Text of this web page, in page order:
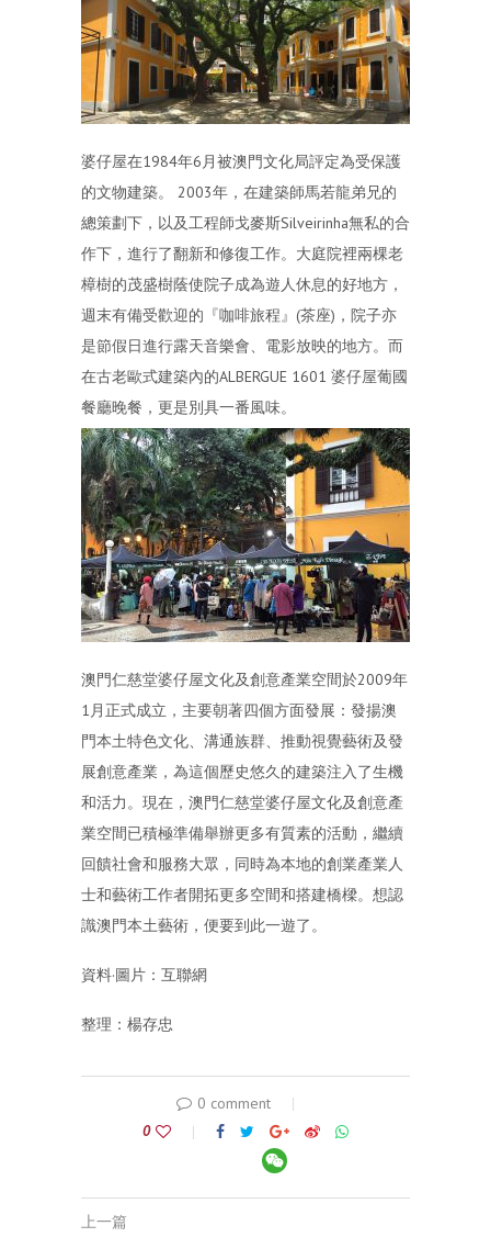
婆仔屋在1984年6月被澳門文化局評定為受保護
的文物建築。 2003年，在建築師馬若龍弟兄的
總策劃下，以及工程師戈麥斯Silveirinha無私的合
作下，進行了翻新和修復工作。大庭院裡兩棵老
樟樹的茂盛樹蔭使院子成為遊人休息的好地方，
週末有備受歡迎的『咖啡旅程』(茶座)，院子亦
是節假日進行露天音樂會、電影放映的地方。而
在古老歐式建築內的ALBERGUE 1601 婆仔屋葡國
餐廳晚餐，更是別具一番風味。
澳門仁慈堂婆仔屋文化及創意產業空間於2009年
1月正式成立，主要朝著四個方面發展：發揚澳
門本土特色文化、溝通族群、推動視覺藝術及發
展創意產業，為這個歷史悠久的建築注入了生機
和活力。現在，澳門仁慈堂婆仔屋文化及創意產
業空間已積極準備舉辦更多有質素的活動，繼續
回饋社會和服務大眾，同時為本地的創業產業人
士和藝術工作者開拓更多空間和搭建橋樑。想認
識澳門本土藝術，便要到此一遊了。
資料·圖片：互聯網
整理：楊存忠
0 comment
0
上一篇